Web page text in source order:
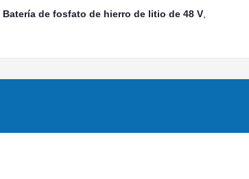
Batería de fosfato de hierro de litio de 48 V